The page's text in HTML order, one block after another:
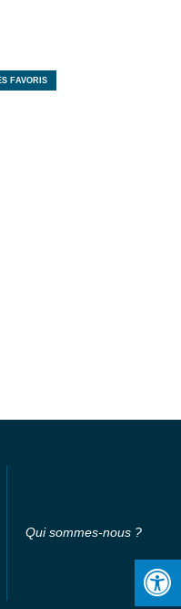
FAVORIS
Qui sommes-nous ?